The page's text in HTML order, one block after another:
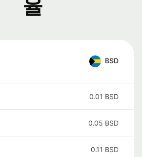
율
BSD
0.01 BSD
0.05 BSD
0.11 BSD